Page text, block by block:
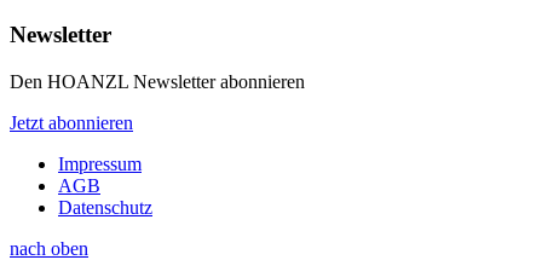
Newsletter
Den HOANZL Newsletter abonnieren
Jetzt abonnieren
Impressum
AGB
Datenschutz
nach oben